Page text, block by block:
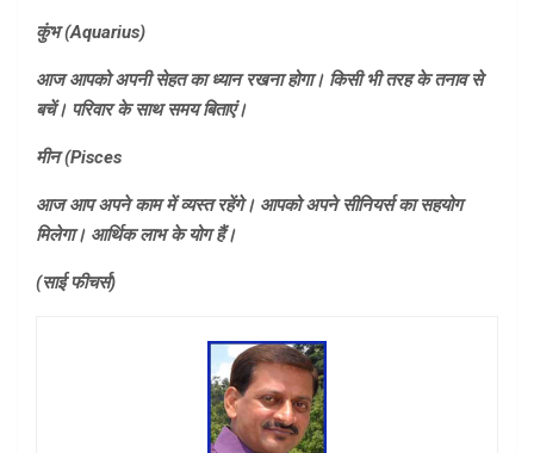
कुंभ (Aquarius)
आज आपको अपनी सेहत का ध्यान रखना होगा। किसी भी तरह के तनाव से
बचें। परिवार के साथ समय बिताएं।
मीन (Pisces
आज आप अपने काम में व्यस्त रहेंगे। आपको अपने सीनियर्स का सहयोग
मिलेगा। आर्थिक लाभ के योग हैं।
(साई फीचर्स)